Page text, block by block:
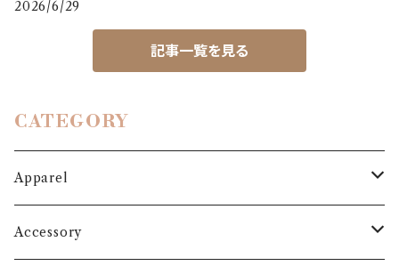
2026/6/29
記事一覧を見る
CATEGORY
Apparel
Outer
Accessory